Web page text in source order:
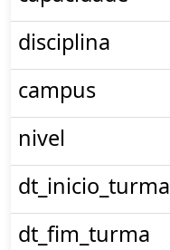
disciplina
campus
nivel
dt_inicio_turma
dt_fim_turma